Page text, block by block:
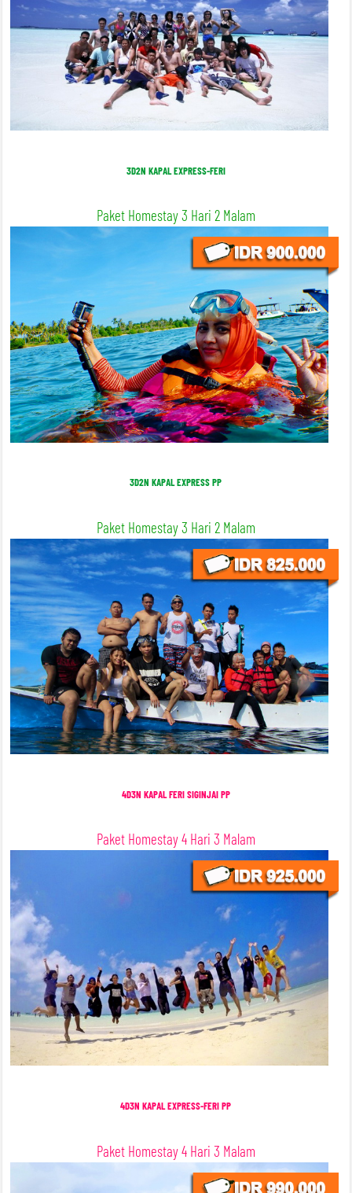
3D2N KAPAL EXPRESS-FERI
Paket Homestay 3 Hari 2 Malam
3D2N KAPAL EXPRESS PP
Paket Homestay 3 Hari 2 Malam
4D3N KAPAL FERI SIGINJAI PP
Paket Homestay 4 Hari 3 Malam
4D3N KAPAL EXPRESS-FERI PP
Paket Homestay 4 Hari 3 Malam